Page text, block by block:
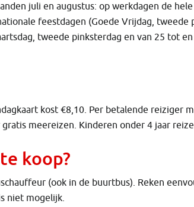
juli en augustus: op werkdagen de
feestdagen (Goede Vrijdag, tweede
tweede pinksterdag en van 25 tot
kost €8,10. Per betalende reiziger
meereizen. Kinderen onder 4 jaar
koop?
(ook in de buurtbus). Reken
niet mogelijk.